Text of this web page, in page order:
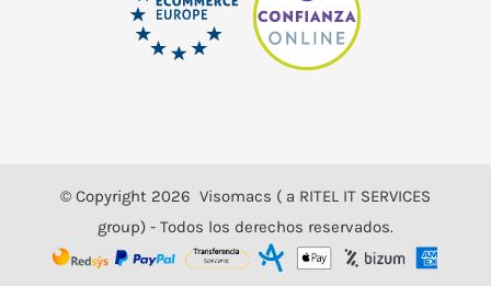
© Copyright 2026 Visomacs ( a RITEL IT SERVICES
group) - Todos los derechos reservados.